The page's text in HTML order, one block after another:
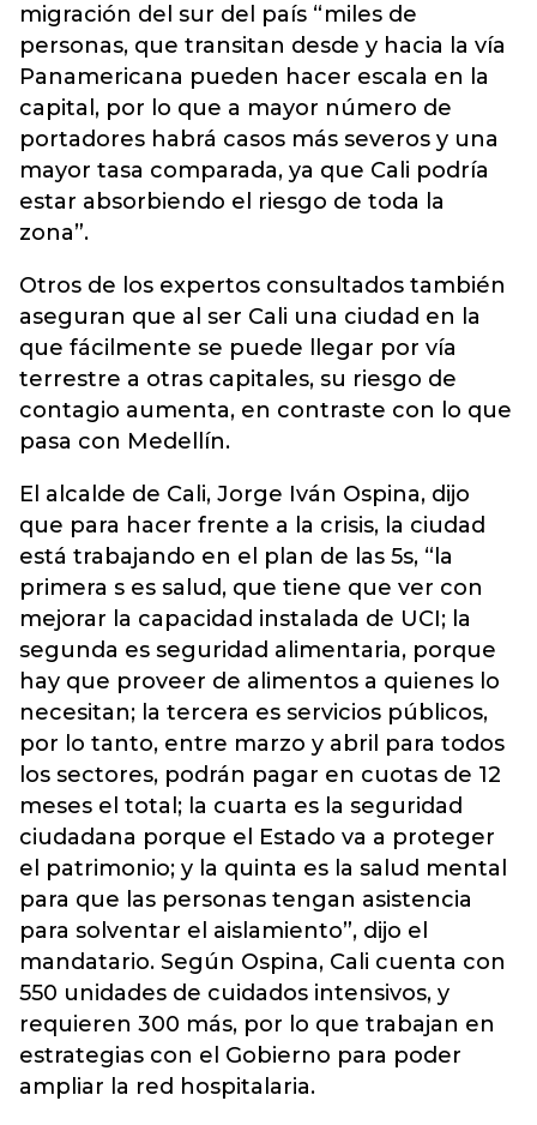
migración del sur del país “miles de
personas, que transitan desde y hacia la vía
Panamericana pueden hacer escala en la
capital, por lo que a mayor número de
portadores habrá casos más severos y una
mayor tasa comparada, ya que Cali podría
estar absorbiendo el riesgo de toda la
zona”.
Otros de los expertos consultados también
aseguran que al ser Cali una ciudad en la
que fácilmente se puede llegar por vía
terrestre a otras capitales, su riesgo de
contagio aumenta, en contraste con lo que
pasa con Medellín.
El alcalde de Cali, Jorge Iván Ospina, dijo
que para hacer frente a la crisis, la ciudad
está trabajando en el plan de las 5s, “la
primera s es salud, que tiene que ver con
mejorar la capacidad instalada de UCI; la
segunda es seguridad alimentaria, porque
hay que proveer de alimentos a quienes lo
necesitan; la tercera es servicios públicos,
por lo tanto, entre marzo y abril para todos
los sectores, podrán pagar en cuotas de 12
meses el total; la cuarta es la seguridad
ciudadana porque el Estado va a proteger
el patrimonio; y la quinta es la salud mental
para que las personas tengan asistencia
para solventar el aislamiento”, dijo el
mandatario. Según Ospina, Cali cuenta con
550 unidades de cuidados intensivos, y
requieren 300 más, por lo que trabajan en
estrategias con el Gobierno para poder
ampliar la red hospitalaria.